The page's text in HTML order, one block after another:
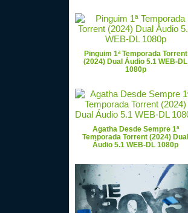
Pinguim 1ª Temporada Torrent
(2024) Dual Áudio 5.1 WEB-DL
1080p
Agatha Desde Sempre 1ª
Temporada Torrent (2024) Dual
Áudio 5.1 WEB-DL 1080p